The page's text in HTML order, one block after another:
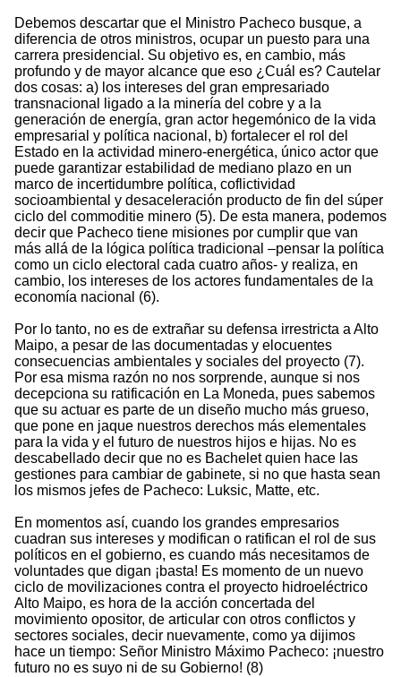
Debemos descartar que el Ministro Pacheco busque, a
diferencia de otros ministros, ocupar un puesto para una
carrera presidencial. Su objetivo es, en cambio, más
profundo y de mayor alcance que eso ¿Cuál es? Cautelar
dos cosas: a) los intereses del gran empresariado
transnacional ligado a la minería del cobre y a la
generación de energía, gran actor hegemónico de la vida
empresarial y política nacional, b) fortalecer el rol del
Estado en la actividad minero-energética, único actor que
puede garantizar estabilidad de mediano plazo en un
marco de incertidumbre política, coflictividad
socioambiental y desaceleración producto de fin del súper
ciclo del commoditie minero (5). De esta manera, podemos
decir que Pacheco tiene misiones por cumplir que van
más allá de la lógica política tradicional –pensar la política
como un ciclo electoral cada cuatro años- y realiza, en
cambio, los intereses de los actores fundamentales de la
economía nacional (6).
Por lo tanto, no es de extrañar su defensa irrestricta a Alto
Maipo, a pesar de las documentadas y elocuentes
consecuencias ambientales y sociales del proyecto (7).
Por esa misma razón no nos sorprende, aunque si nos
decepciona su ratificación en La Moneda, pues sabemos
que su actuar es parte de un diseño mucho más grueso,
que pone en jaque nuestros derechos más elementales
para la vida y el futuro de nuestros hijos e hijas. No es
descabellado decir que no es Bachelet quien hace las
gestiones para cambiar de gabinete, si no que hasta sean
los mismos jefes de Pacheco: Luksic, Matte, etc.
En momentos así, cuando los grandes empresarios
cuadran sus intereses y modifican o ratifican el rol de sus
políticos en el gobierno, es cuando más necesitamos de
voluntades que digan ¡basta! Es momento de un nuevo
ciclo de movilizaciones contra el proyecto hidroeléctrico
Alto Maipo, es hora de la acción concertada del
movimiento opositor, de articular con otros conflictos y
sectores sociales, decir nuevamente, como ya dijimos
hace un tiempo: Señor Ministro Máximo Pacheco: ¡nuestro
futuro no es suyo ni de su Gobierno! (8)